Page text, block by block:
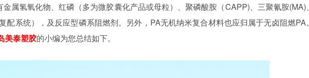
属氢氧化物、红磷（多为微胶囊化产品或母粒）、聚磷酸胺（CAPP)、三聚氰胺(MA)、
配系统），及反应型磷系阻燃剂。另外，PA无机纳米复合材料也应归属于无卤阻燃PA。
美泰塑胶的小编为您总结如下。